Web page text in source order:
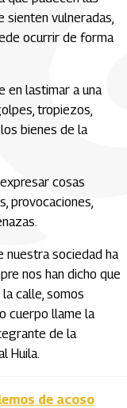
sienten vulneradas,
ocurrir de forma
en lastimar a una
tropiezos,
bienes de la
cosas
provocaciones,
nuestra sociedad ha
nos han dicho que
calle, somos
cuerpo llame la
de la
Huila.
de acoso